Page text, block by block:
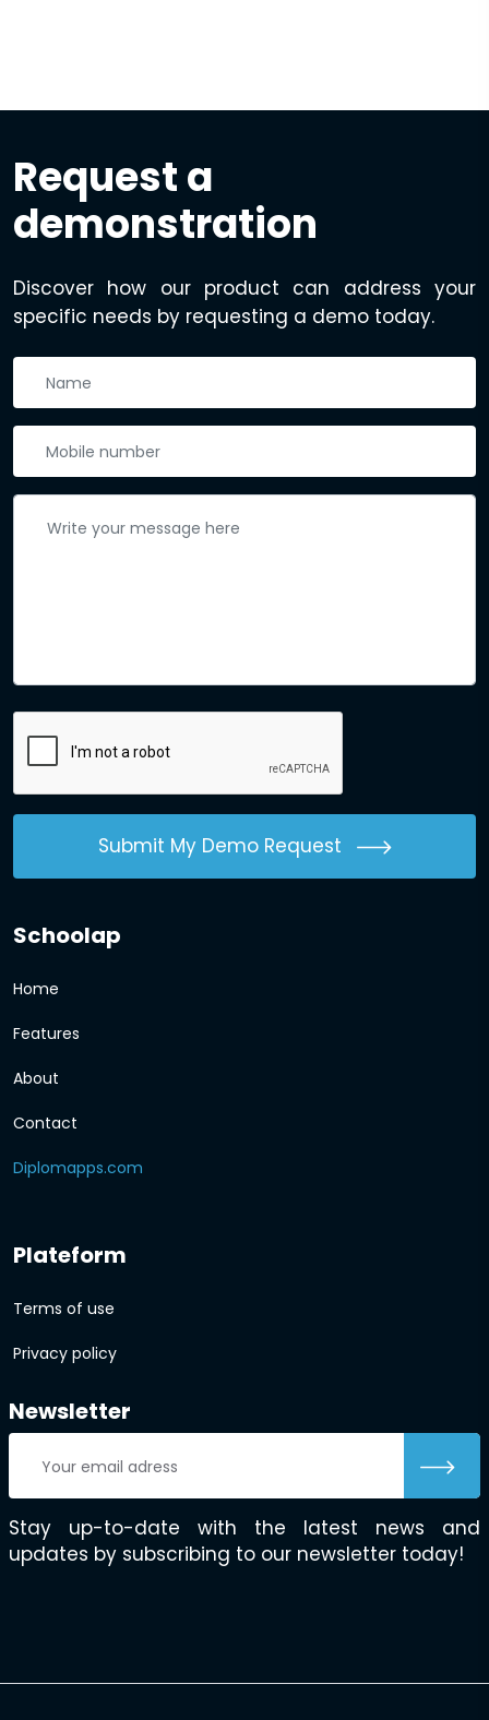
Request a
demonstration
Discover how our product can address your
specific needs by requesting a demo today.
Submit My Demo Request
Schoolap
Home
Features
About
Contact
Diplomapps.com
Plateform
Terms of use
Privacy policy
Newsletter
Stay up-to-date with the latest news and
updates by subscribing to our newsletter today!